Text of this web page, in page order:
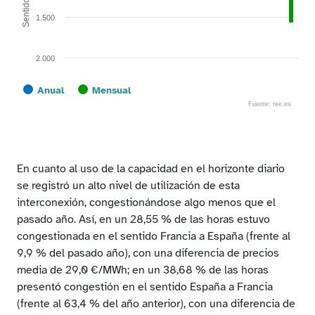
Anual Mensual
1.500
2.000
Fuente: ree.es
En cuanto al uso de la capacidad en el horizonte diario
se registró un alto nivel de utilización de esta
interconexión, congestionándose algo menos que el
pasado año. Así, en un 28,55 % de las horas estuvo
congestionada en el sentido Francia a España (frente al
9,9 % del pasado año), con una diferencia de precios
media de 29,0 €/MWh; en un 38,68 % de las horas
presentó congestión en el sentido España a Francia
(frente al 63,4 % del año anterior), con una diferencia de